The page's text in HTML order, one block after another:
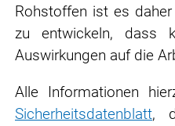
Rohstoffen ist es
zu entwickeln, dass
Auswirkungen auf die
Alle Informationen
Sicherheitsdatenblatt,